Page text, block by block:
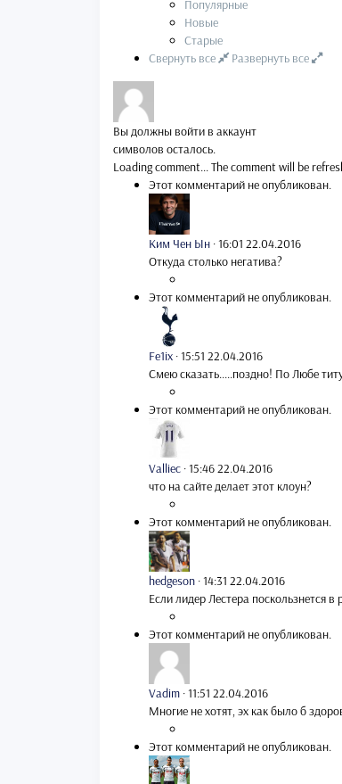
Популярные
Новые
Старые
Свернуть все
Развернуть все
Вы должны войти в аккаунт
символов осталось.
Loading comment...The comment will be
Этот комментарий не опубликован.
Ким Чен Ын ·16:01 22.04.2016
Откуда столько негатива?
Этот комментарий не опубликован.
Fe1ix ·15:51 22.04.2016
Смею сказать.....поздно! По Любе
Этот комментарий не опубликован.
Valliec ·15:46 22.04.2016
что на сайте делает этот клоун?
Этот комментарий не опубликован.
hedgeson ·14:31 22.04.2016
Если лидер Лестера поскользнется
Этот комментарий не опубликован.
Vadim ·11:51 22.04.2016
Многие не хотят, эх как было б
Этот комментарий не опубликован.